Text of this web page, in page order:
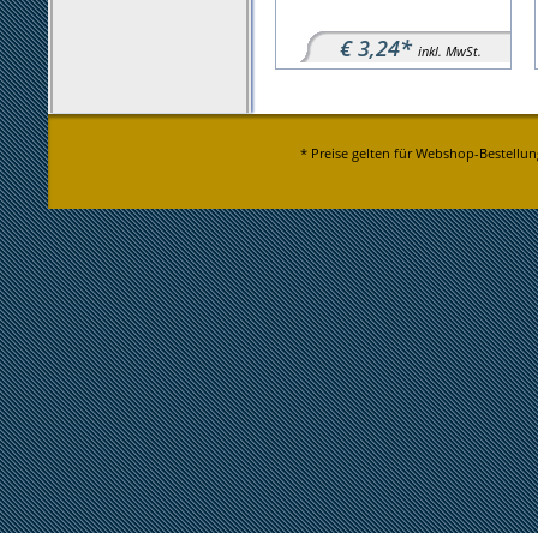
€ 3,24* inkl. MwSt.
* Preise gelten für Webshop-